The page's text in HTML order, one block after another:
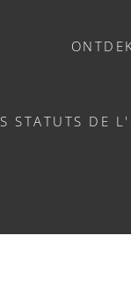
STATUTS DE